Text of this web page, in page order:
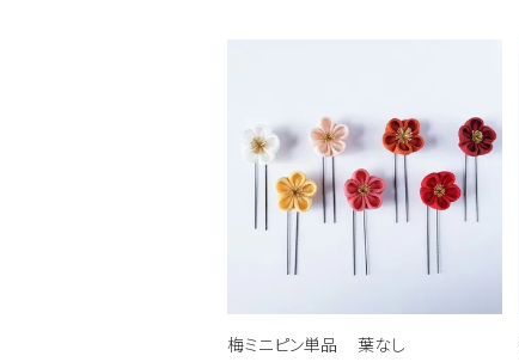
梅ミニピン単品 葉なし